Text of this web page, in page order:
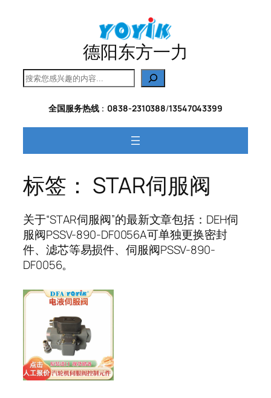
德阳东方一力
搜
索
全国服务热线： 0838-2310388/13547043399
标签： STAR伺服阀
关于“STAR伺服阀”的最新文章包括：DEH伺
服阀PSSV-890-DF0056A可单独更换密封
件、滤芯等易损件、伺服阀PSSV-890-
DF0056。